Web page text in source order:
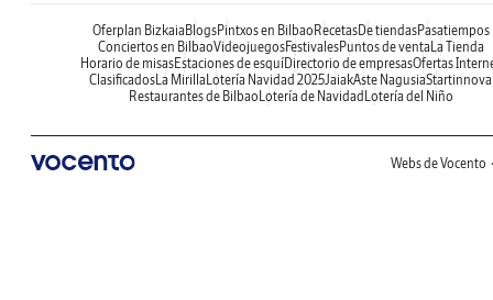
Oferplan Bizkaia BlogsPintxos en Bilbao RecetasDe tiendasPasatiempos
Conciertos en BilbaoVideojuegosFestivalesPuntos de venta La Tienda
Horario de misasEstaciones de esquíDirectorio de empresasOfertas
Clasificados La Mirilla Lotería Navidad 2025JaiakAste NagusiaStartinnova
Restaurantes de Bilbao Lotería de Navidad Lotería del Niño
Webs de Vocento